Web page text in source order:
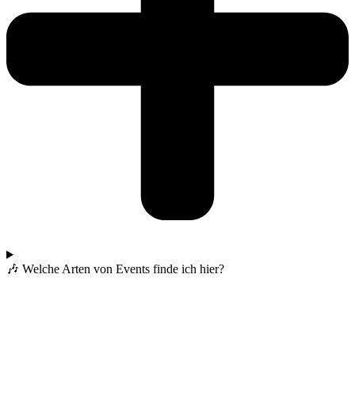
🎶 Welche Arten von Events finde ich hier?